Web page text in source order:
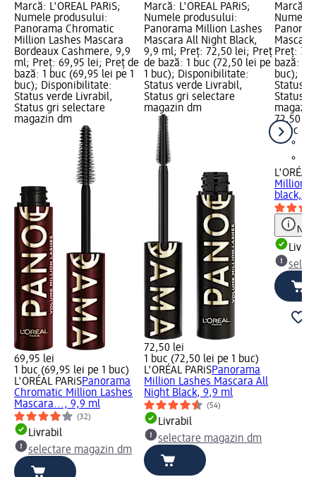
Marcă: L'ORÉAL PARiS;
Numele produsului:
Panorama Chromatic
Million Lashes Mascara
Bordeaux Cashmere, 9,9
ml; Preț: 69,95 lei; Preț de
bază: 1 buc (69,95 lei pe 1
buc); Disponibilitate:
Status verde Livrabil,
Status gri selectare
magazin dm
69,95 lei
1 buc (69,95 lei pe 1 buc)
L'ORÉAL PARiSPanorama
Chromatic Million Lashes
Mascara..., 9,9 ml
(32)
Livrabil
selectare magazin dm
Marcă: L'ORÉAL PARiS;
Numele produsului:
Panorama Million Lashes
Mascara All Night Black,
9,9 ml; Preț: 72,50 lei; Preț
de bază: 1 buc (72,50 lei pe
1 buc); Disponibilitate:
Status verde Livrabil,
Status gri selectare
magazin dm
72,50 lei
1 buc (72,50 lei pe 1 buc)
L'ORÉAL PARiSPanorama
Million Lashes Mascara All
Night Black, 9,9 ml
(54)
Livrabil
selectare magazin dm
Marcă:
Numele
Preț:
bază: 1
buc);
Status
Status
72,50 lei
1 buc
L'ORÉAL
Million
black,
Notă